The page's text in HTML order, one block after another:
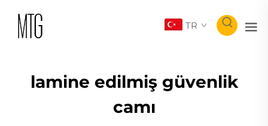
TR
lamine edilmiş güvenlik
camı